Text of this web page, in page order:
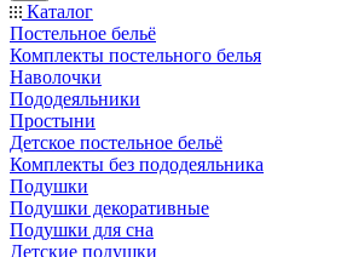
Каталог
Постельное бельё
Комплекты постельного белья
Наволочки
Пододеяльники
Простыни
Детское постельное бельё
Комплекты без пододеяльника
Подушки
Подушки декоративные
Подушки для сна
Детские подушки